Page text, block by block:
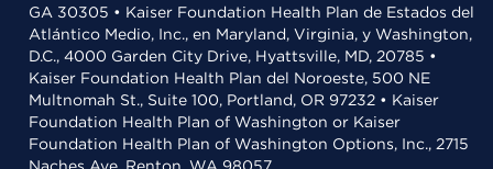
GA 30305 • Kaiser Foundation Health Plan de Estados del
Atlántico Medio, Inc., en Maryland, Virginia, y Washington,
D.C., 4000 Garden City Drive, Hyattsville, MD, 20785 •
Kaiser Foundation Health Plan del Noroeste, 500 NE
Multnomah St., Suite 100, Portland, OR 97232 • Kaiser
Foundation Health Plan of Washington or Kaiser
Foundation Health Plan of Washington Options, Inc., 2715